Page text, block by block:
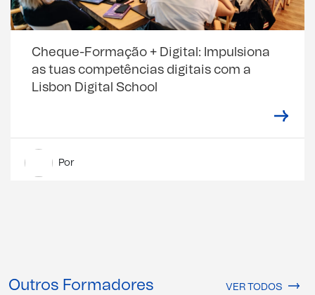
Cheque-Formação + Digital: Impulsiona
as tuas competências digitais com a
Lisbon Digital School
Por
Outros Formadores VER TODOS